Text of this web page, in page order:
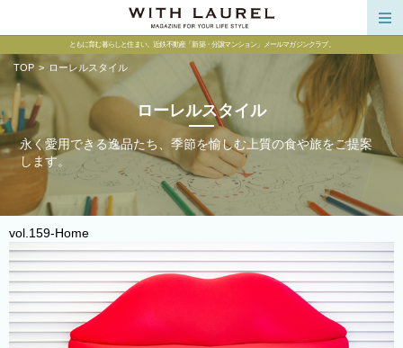
NEW
CONTENTS
ローレルスタイル
街タグ～あの街を訪ねて
ローレル住質ラボ
オーナーズボイス
モデルルームレポート
YouTubeチャンネル
あべのべあ愛社日記
ともに育む暮らしと住まい。近鉄不動産「新築・分譲マンション」メールマガジンクラブ。
TOP > ローレルスタイル
ローレルスタイル
永く愛用できる逸品たち、季節を愉しむ上質の食や旅をご提案
します。
vol.159-Home